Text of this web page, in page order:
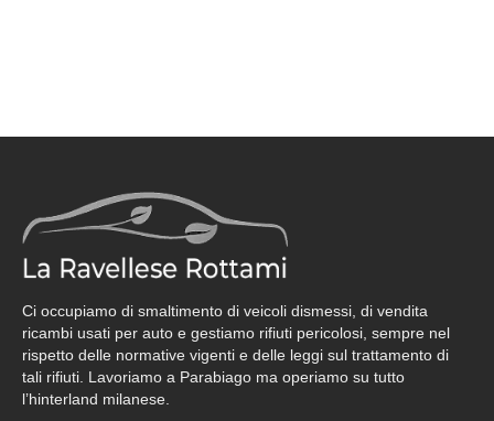
Ci occupiamo di smaltimento di veicoli dismessi, di vendita
ricambi usati per auto e gestiamo rifiuti pericolosi, sempre nel
rispetto delle normative vigenti e delle leggi sul trattamento di
tali rifiuti. Lavoriamo a Parabiago ma operiamo su tutto
l’hinterland milanese.